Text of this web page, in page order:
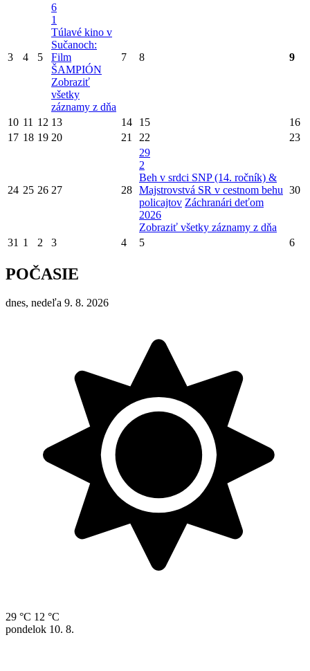
3 4 5
6
1
Túlavé kino v
Sučanoch:
Film
ŠAMPIÓN
Zobraziť
všetky
záznamy z dňa
7 8 9
10 11 12 13 14 15
16
17 18 19 20 21 22 23
24 25 26 27 28
29
2
Beh v srdci SNP (14. ročník) &
Majstrovstvá SR v cestnom behu
policajtov Záchranári deťom
2026
Zobraziť všetky záznamy z dňa
30
31 1 2 3 4 5 6
POČASIE
dnes, nedeľa 9. 8. 2026
29 °C 12 °C
pondelok 10. 8.